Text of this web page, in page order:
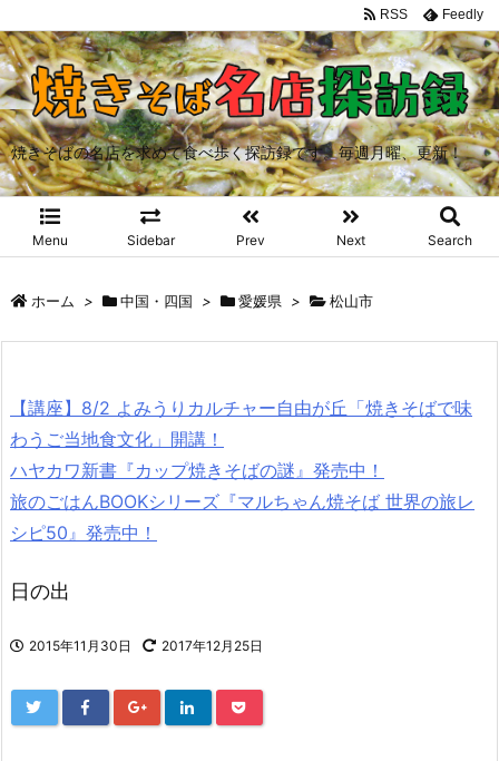
焼きそばの名店を求めて食べ歩く探訪録です。毎週月曜、更新！
Menu Sidebar Prev Next Search
RSS Feedly
ホーム > 中国・四国 > 愛媛県 > 松山市
【講座】8/2 よみうりカルチャー自由が丘「焼きそばで味
わうご当地食文化」開講！
ハヤカワ新書『カップ焼きそばの謎』発売中！
旅のごはんBOOKシリーズ『マルちゃん焼そば 世界の旅レ
シピ50』発売中！
日の出
2015年11月30日 2017年12月25日